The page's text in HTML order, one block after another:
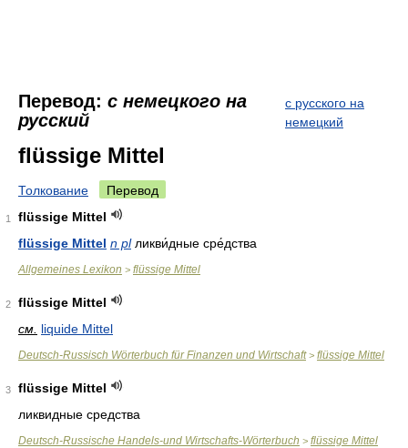
Перевод: с немецкого на
русский
с русского на
немецкий
flüssige Mittel
Толкование Перевод
1
flüssige Mittel
flüssige Mittel n plликви́дные сре́дства
Allgemeines Lexikon > flüssige Mittel
2
flüssige Mittel
см. liquide Mittel
Deutsch-Russisch Wörterbuch für Finanzen und Wirtschaft> flüssige Mittel
3
flüssige Mittel
ликвидные средства
Deutsch-Russische Handels-und Wirtschafts-Wörterbuch > flüssige Mittel